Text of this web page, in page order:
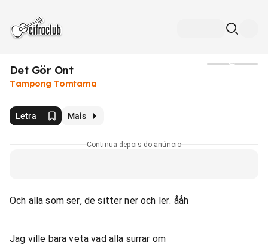
Det Gör Ont
Tampong Tomtarna
Letra Mais
Continua depois do anúncio
Och alla som ser, de sitter ner och ler. ååh
Jag ville bara veta vad alla surrar om